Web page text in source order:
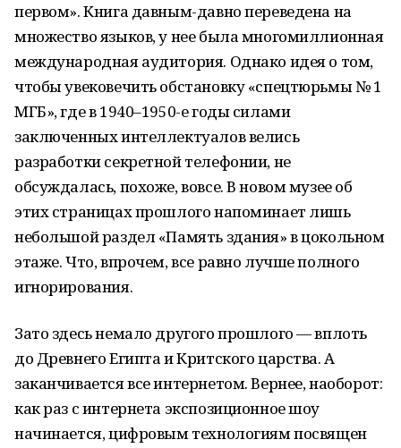
первом». Книга давным-давно переведена на
множество языков, у нее была многомиллионная
международная аудитория. Однако идея о том,
чтобы увековечить обстановку «спецтюрьмы № 1
МГБ», где в 1940–1950-е годы силами
заключенных интеллектуалов велись
разработки секретной телефонии, не
обсуждалась, похоже, вовсе. В новом музее об
этих страницах прошлого напоминает лишь
небольшой раздел «Память здания» в цокольном
этаже. Что, впрочем, все равно лучше полного
игнорирования.
Зато здесь немало другого прошлого — вплоть
до Древнего Египта и Критского царства. А
заканчивается все интернетом. Вернее, наоборот:
как раз с интернета экспозиционное шоу
начинается, цифровым технологиям посвящен